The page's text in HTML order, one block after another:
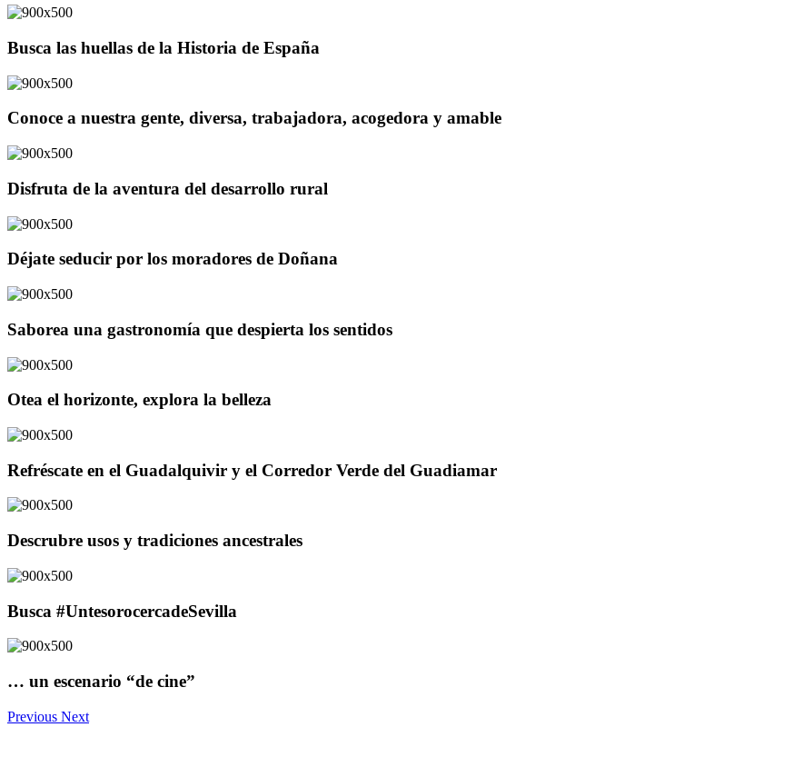
Busca las huellas de la Historia de España
Conoce a nuestra gente, diversa, trabajadora, acogedora y amable
Disfruta de la aventura del desarrollo rural
Déjate seducir por los moradores de Doñana
Saborea una gastronomía que despierta los sentidos
Otea el horizonte, explora la belleza
Refréscate en el Guadalquivir y el Corredor Verde del Guadiamar
Descrubre usos y tradiciones ancestrales
Busca #UntesorocercadeSevilla
… un escenario “de cine”
Previous Next